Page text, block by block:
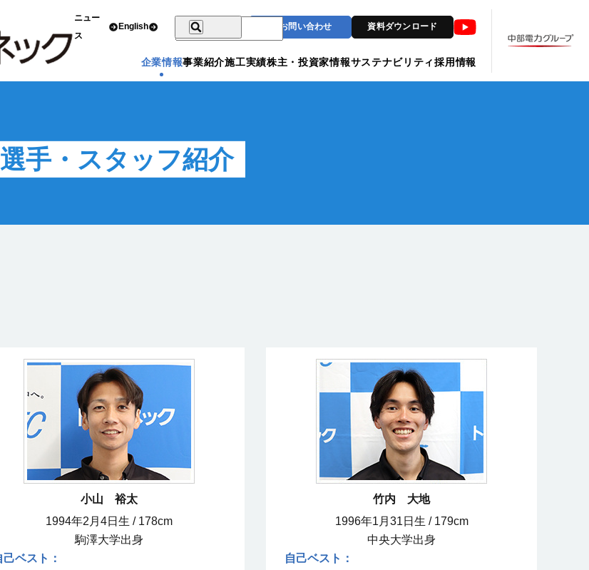
ニュー
ス
English お問い合わせ 資料ダウンロード
企業情報事業紹介施工実績株主・投資家情報サステナビリティ採用情報
選手・スタッフ紹介
小山 裕太
1994年2月4日生 / 178cm
駒澤大学出身
竹内 大地
1996年1月31日生 / 179cm
中央大学出身